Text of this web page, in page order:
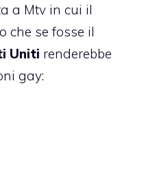
a Mtv in cui il
che se fosse il
Uniti renderebbe
gay: